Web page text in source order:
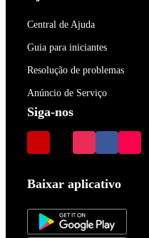
Central de Ajuda
Guia para iniciantes
Resolução de problemas
Anúncio de Serviço
Siga-nos
Baixar aplicativo